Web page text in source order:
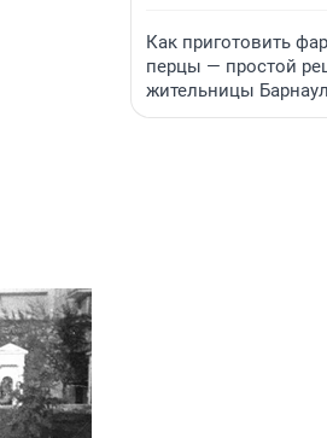
Как приготовить
перцы — простой
жительницы